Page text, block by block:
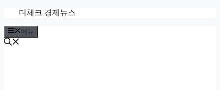
츠
로
더체크 경제뉴스
메뉴